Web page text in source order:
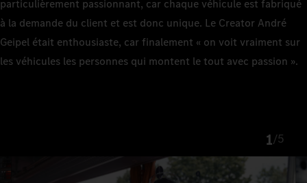
particulièrement passionnant, car chaque véhicule est fabriqué
à la demande du client et est donc unique. Le Creator André
Geipel était enthousiaste, car finalement « on voit vraiment sur
les véhicules les personnes qui montent le tout avec passion ».
1/5